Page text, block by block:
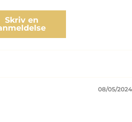
Skriv en
08/05/2024